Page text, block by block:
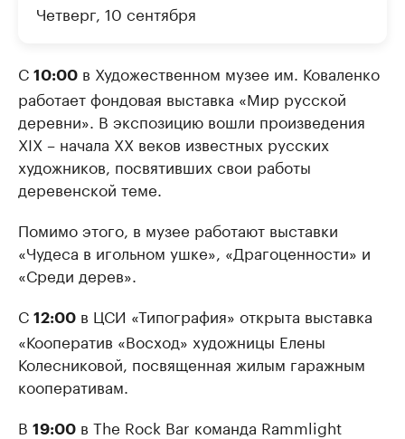
Четверг, 10 сентября
С 10:00 в Художественном музее им. Коваленко
работает фондовая выставка «Мир русской
деревни». В экспозицию вошли произведения
XIX – начала XX веков известных русских
художников, посвятивших свои работы
деревенской теме.
Помимо этого, в музее работают выставки
«Чудеса в игольном ушке», «Драгоценности» и
«Среди дерев».
С 12:00 в ЦСИ «Типография» открыта выставка
«Кооператив «Восход» художницы Елены
Колесниковой, посвященная жилым гаражным
кооперативам.
В 19:00 в The Rock Bar команда Rammlight